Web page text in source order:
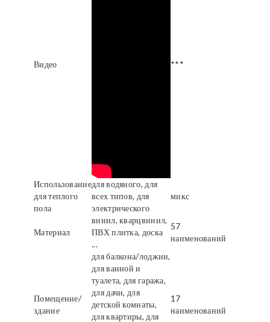
Видео ***
Использование
для теплого
пола
для водяного, для
всех типов, для
электрического
микс
Материал
винил, кварцвинил,
ПВХ плитка, доска
...
57
наименований
Помещение/
здание
для балкона/лоджии,
для ванной и
туалета, для гаража,
для дачи, для
детской комнаты,
для квартиры, для
17
наименований